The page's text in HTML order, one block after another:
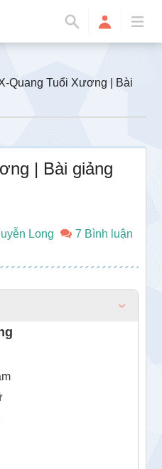
Quang Tuổi Xương | Bài
| Bài giảng
Long
7 Bình luận